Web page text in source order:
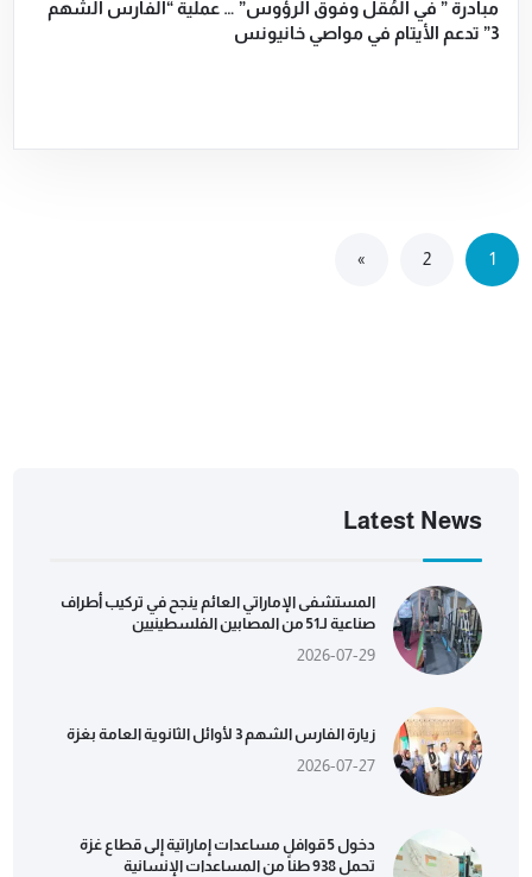
مبادرة ” في المُقل وفوق الرؤوس” … عملية “الفارس الشهم
3” تدعم الأيتام في مواصي خانيونس
1
2
»
Latest News
المستشفى الإماراتي العائم ينجح في تركيب أطراف
صناعية لـ51 من المصابين الفلسطينيين
2026-07-29
زيارة الفارس الشهم 3 لأوائل الثانوية العامة بغزة
2026-07-27
دخول 5 قوافل مساعدات إماراتية إلى قطاع غزة
تحمل 938 طناً من المساعدات الإنسانية